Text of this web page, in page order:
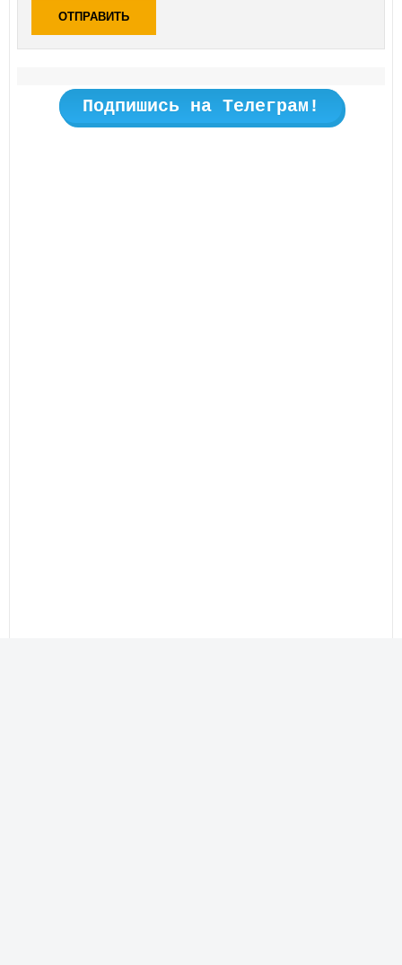
ОТПРАВИТЬ
Подпишись на Телеграм!